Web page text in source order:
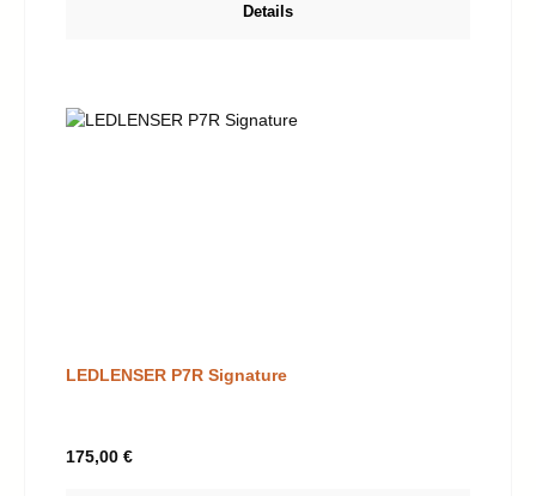
Details
LEDLENSER P7R Signature
Regulärer Preis:
175,00 €